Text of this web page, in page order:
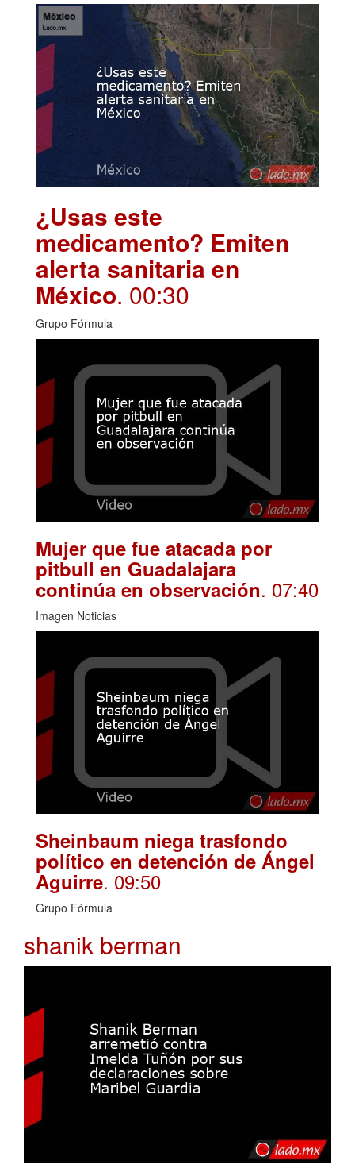
¿Usas este
medicamento? Emiten
alerta sanitaria en
México. 00:30
Grupo Fórmula
Mujer que fue atacada por
pitbull en Guadalajara
continúa en observación. 07:40
Imagen Noticias
Sheinbaum niega trasfondo
político en detención de Ángel
Aguirre. 09:50
Grupo Fórmula
shanik berman